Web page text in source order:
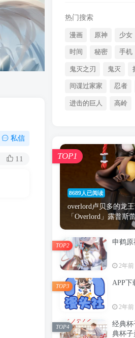
私信
11
热门搜索
漫画 原神 少女
时间 秘密 手机
鬼灭之刃 鬼灭
间谍过家家 忍者
进击的巨人 高岭
8689人已阅读
overlord卢贝多的龙
「Overlord」露普斯
TOP1
申鹤
2年前
TOP2
APP下
2年前
TOP3
经典
典杯子
TOP4
时间 秘密 手机
鬼灭
间谍过家家 忍者
进击的巨人 高岭
8689人已阅读
overlord卢贝多的龙王
「Overlord」露普斯
TOP1